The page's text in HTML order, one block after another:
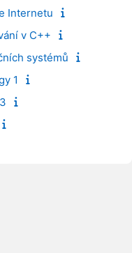
Internetu
v C++
systémů
1